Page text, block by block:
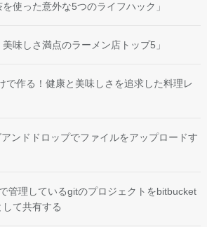
を使った意外な5つのライフハック」
美味しさ満点のラーメン店トップ5」
で作る！健康と美味しさを追求した料理レ
ンドドロップでファイルをアップロードす
管理しているgitのプロジェクトをbitbucket
て共有する